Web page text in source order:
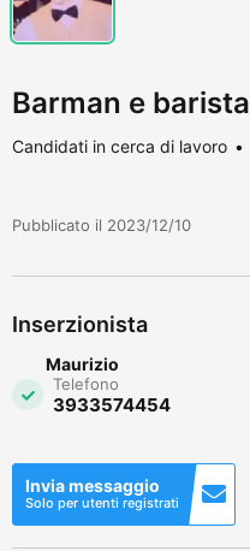
Barman e barista
Candidati in cerca di lavoro
Pubblicato il 2023/12/10
Inserzionista
Maurizio
Telefono
3933574454
Invia messaggio
Solo per utenti registrati